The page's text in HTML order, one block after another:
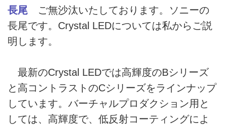
長尾 ご無沙汰いたしております。ソニーの
長尾です。Crystal LEDについては私からご説
明します。
最新のCrystal LEDでは高輝度のBシリーズ
と高コントラストのCシリーズをラインナップ
しています。バーチャルプロダクション用と
しては、高輝度で、低反射コーティングによ